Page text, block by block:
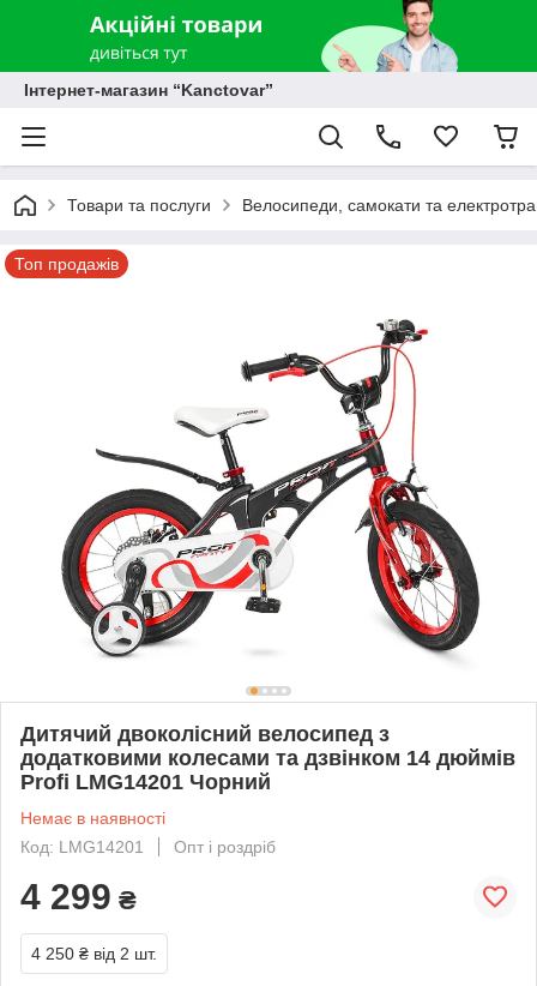
Інтернет-магазин “Kanctovar”
Товари та послуги Велосипеди, самокати та
Топ продажів
Дитячий двоколісний велосипед з
додатковими колесами та дзвінком 14 дюймів
Profi LMG14201 Чорний
Немає в наявності
Код: LMG14201
Опт і роздріб
4 299 ₴
4 250 ₴ від 2 шт.